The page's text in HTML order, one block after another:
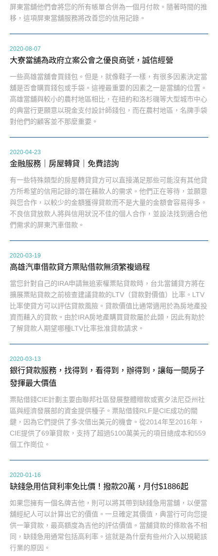
屏東當舖他們會將您的所有帳單合併為一個月付款。隨著時間的推
移，這項屏東當舖服務將改善您的信用記錄。
2020-08-07
大寮當舖為政府立案公會之優良商號，誠信經營
一些高雄當舖會買錢包。但是，就像鞋子一樣，有很多因素決定當
舖是否會購買錢包或手袋。這裡最重要的因素之一是當舖的位置。
高雄當舖與較小的農村地區相比，在紐約和洛杉磯等大型城市中心
的典當行更願意以現金支付設計師錢包，而在農村地區，名牌手袋
對他們的顧客並不那麼重要。
2020-04-23
金融服務｜房屋轉貸｜免費諮詢
有一些特殊類型的房屋轉貸貸方可以直接滿足那些可能沒有其他貸
方所希望的信用記錄的潛在藉款人的需求。他們正在等待，並願意
與您合作，以較少的金額獲得貸款而不是大量的金額會容易得多。
不良信貸放款人將與信用狀況不佳的個人合作，並設法找到適合他
們需求的屏東汽車借款。
2020-03-19
高雄汽車借款貸方票貼借款無須繁複過程
當您針對自己的IRA申請無追索權票貼貸款時，台北當鋪貸方將在
擴展票貼貸款之前檢查建議貸款的LTV（貸款對價值）比率。LTV
比率使貸方可以評估貸款風險。貸款價值比通常適用於為房地產投
資而藉入的貸款。由於IRA房地產購買貸款屬於此類，因此有助於
了解貸款人期望哪種LTV比率批准貸款請求。
2020-03-13
銀行貸款服務，找得到，看得到，辦得到，讓每一間房子
發揮最大價值
票貼借錢CIE計劃主要由聯邦社區發展整體贈款或賓夕法尼亞州社
區與經濟發展部的資金提供種子。票貼借錢RLF是CIE成功的關
鍵，因為它們提供了多次借出美元的機會。從2014年至2016年，
CIE提供了69筆貸款，支持了超過5100萬美元的項目總成本和559
個工作崗位。
2020-01-16
缺錢急用信貸利率免比價！撥款20萬，月付$1886起
如果您擁有一個名牌吉他，則可以將其帶到缺錢急用當舖，以便當
舖經紀人可以計算出它的價值。一旦確定其價值，典當行可向您提
供一筆貸款，最高額度為吉他的評估價值。當舖貸款的條款各不相
同，缺錢急用通常包括高利率。這就是為什麼有些州介入以規範該
行業的原因。